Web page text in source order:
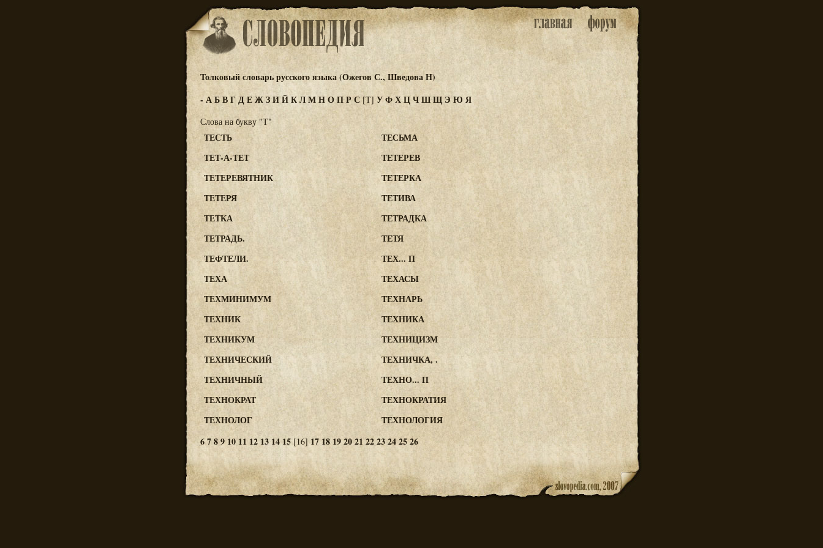
Толковый словарь русского языка (Ожегов С., Шведова Н)
-АБВГДЕЖЗИЙКЛМНОПРС [Т] УФХЦЧШЩЭ Ю Я
Слова на букву "Т"
ТЕСТЬ
ТЕСЬМА
ТЕТ-А-ТЕТ
ТЕТЕРЕВ
ТЕТЕРЕВЯТНИК
ТЕТЕРКА
ТЕТЕРЯ
ТЕТИВА
ТЕТКА
ТЕТРАДКА
ТЕТРАДЬ.
ТЕТЯ
ТЕФТЕЛИ.
ТЕХ... П
ТЕХА
ТЕХАСЫ
ТЕХМИНИМУМ
ТЕХНАРЬ
ТЕХНИК
ТЕХНИКА
ТЕХНИКУМ
ТЕХНИЦИЗМ
ТЕХНИЧЕСКИЙ
ТЕХНИЧКА, .
ТЕХНИЧНЫЙ
ТЕХНО... П
ТЕХНОКРАТ
ТЕХНОКРАТИЯ
ТЕХНОЛОГ
ТЕХНОЛОГИЯ
6789 10 11 12 13 14 15[16] 17 18 192021 2223242526